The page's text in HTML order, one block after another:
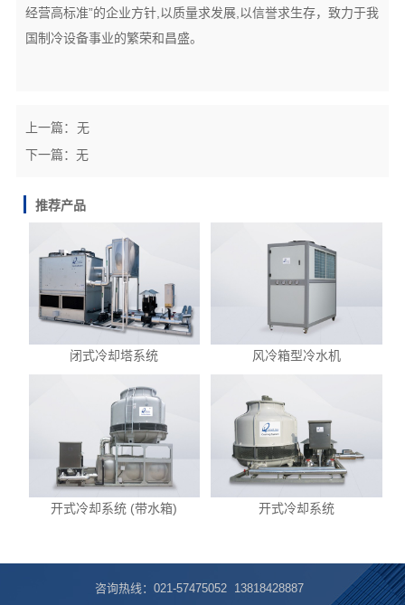
经营高标准”的企业方针,以质量求发展,以信誉求生存，致力于我
国制冷设备事业的繁荣和昌盛。
上一篇： 无
下一篇： 无
推荐产品
闭式冷却塔系统 风冷箱型冷水机
开式冷却系统 (带水箱) 开式冷却系统
咨询热线：021-57475052 13818428887